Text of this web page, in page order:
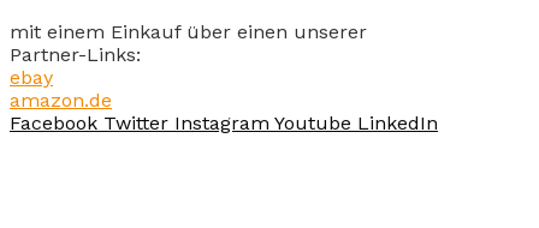
mit einem Einkauf über einen unserer
Partner-Links:
ebay
amazon.de
Facebook Twitter Instagram Youtube LinkedIn